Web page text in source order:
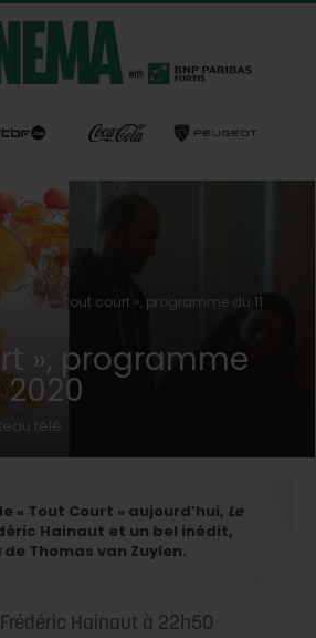
télé / « Tout court », programme du 11
», programme
2020
télé
« Tout Court » aujourd’hui, Le
Hainaut et un bel inédit,
de Thomas van Zuylen.
Hainaut à 22h50